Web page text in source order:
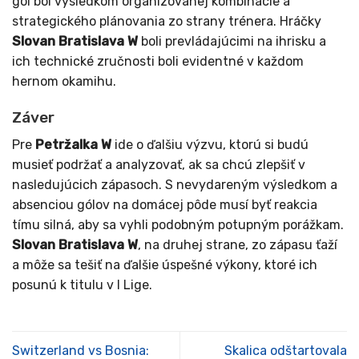
strategického plánovania zo strany trénera. Hráčky
Slovan Bratislava W boli prevládajúcimi na ihrisku a
ich technické zručnosti boli evidentné v každom
hernom okamihu.
Záver
Pre Petržalka W ide o ďalšiu výzvu, ktorú si budú
musieť podržať a analyzovať, ak sa chcú zlepšiť v
nasledujúcich zápasoch. S nevydareným výsledkom a
absenciou gólov na domácej pôde musí byť reakcia
tímu silná, aby sa vyhli podobným potupným porážkam.
Slovan Bratislava W, na druhej strane, zo zápasu ťaží
a môže sa tešiť na ďalšie úspešné výkony, ktoré ich
posunú k titulu v I Lige.
Switzerland vs Bosnia: Skalica odštartovala